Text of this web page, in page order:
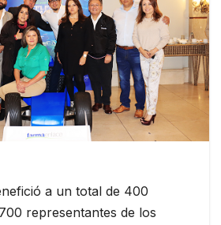
a un total de 400
representantes de los